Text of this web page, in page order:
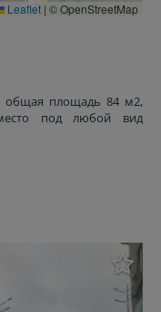
Leaflet | © OpenStreetMap
общая площадь 84 м2,
под любой вид